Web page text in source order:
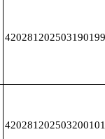
420281202503190199
420281202503200101